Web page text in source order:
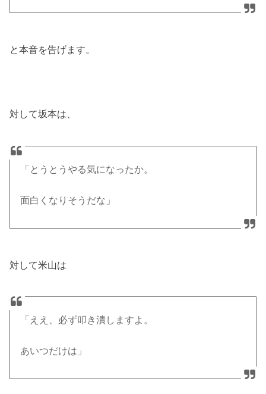
と本音を告げます。
対して坂本は、
「とうとうやる気になったか。
面白くなりそうだな」
対して米山は
「ええ、必ず叩き潰しますよ。
あいつだけは」